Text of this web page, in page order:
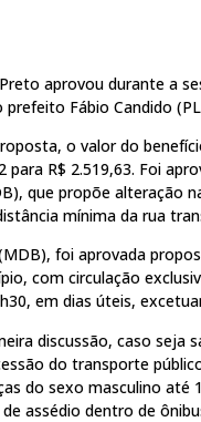
aprovou durante a
Fábio Candido
o valor do
para R$ 2.519,63. Foi
que propõe alteração
mínima da rua
foi aprovada
com circulação
em dias úteis,
discussão, caso seja
do transporte
do sexo masculino
assédio dentro de